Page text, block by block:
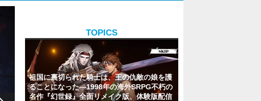
TOPICS
祖国に裏切られた騎士は、王の仇敵の娘を護
ることになった―1998年の海外SRPG不朽の
名作『幻世録』全面リメイク版、体験版配信